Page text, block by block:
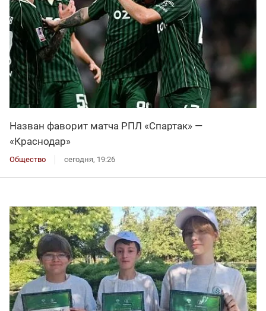
Назван фаворит матча РПЛ «Спартак» —
«Краснодар»
Общество сегодня, 19:26